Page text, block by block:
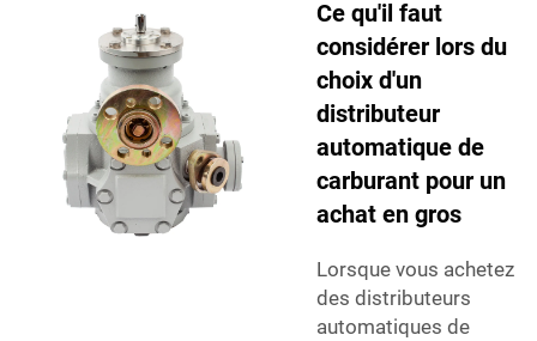
Ce qu'il faut
considérer lors du
choix d'un
distributeur
automatique de
carburant pour un
achat en gros
Lorsque vous achetez
des distributeurs
automatiques de